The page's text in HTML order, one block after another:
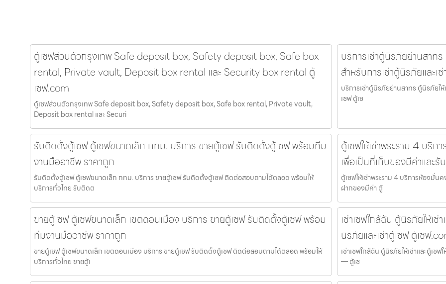
ตู้เซฟส่วนตัวกรุงเทพ Safe deposit box, Safety deposit box, Safe box
rental, Private vault, Deposit box rental และ Security box rental ตู้
เซฟ.com
ตู้เซฟส่วนตัวกรุงเทพ Safe deposit box, Safety deposit box, Safe box rental, Private vault,
Deposit box rental และ Securi
บริการเช่าตู้นิรภัยย่านสาท
สำหรับการเช่าตู้นิรภัยและเ
บริการเช่าตู้นิรภัยย่านสาทร ตู้นิรภัยใ
เซฟ ตู้เซ
รับติดตั้งตู้เซฟ ตู้เซฟขนาดเล็ก กทม. บริการ ขายตู้เซฟ รับติดตั้งตู้เซฟ พร้อมทีม
งานมืออาชีพ ราคาถูก
รับติดตั้งตู้เซฟ ตู้เซฟขนาดเล็ก กทม. บริการ ขายตู้เซฟ รับติดตั้งตู้เซฟ ติดต่อสอบถามได้ตลอด พร้อมให้
บริการทั่วไทย รับติดต
ตู้เซฟให้เช่าพระราม 4 บริก
เพื่อเป็นที่เก็บของมีค่าและ
ตู้เซฟให้เช่าพระราม 4 บริการห้องมั่น
ฝากของมีค่า ตู้
ขายตู้เซฟ ตู้เซฟขนาดเล็ก เขตดอนเมือง บริการ ขายตู้เซฟ รับติดตั้งตู้เซฟ พร้อม
ทีมงานมืออาชีพ ราคาถูก
ขายตู้เซฟ ตู้เซฟขนาดเล็ก เขตดอนเมือง บริการ ขายตู้เซฟ รับติดตั้งตู้เซฟ ติดต่อสอบถามได้ตลอด พร้อมให้
บริการทั่วไทย ขายตู้เ
เช่าเซฟใกล้ฉัน ตู้นิรภัยให้เ
นิรภัยและเช่าตู้เซฟ ตู้เซฟ
เช่าเซฟใกล้ฉัน ตู้นิรภัยให้เช่าและตู้เซ
— ตู้เซ